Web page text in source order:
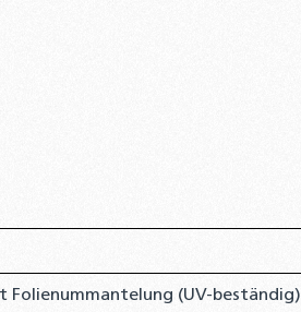
Folienummantelung (UV-beständig)